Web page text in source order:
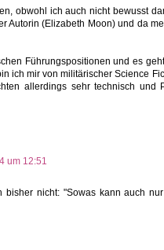
obwohl ich auch nicht bewusst
Autorin (Elizabeth Moon) und da
Führungspositionen und es
ich mir von militärischer Science
allerdings sehr technisch und
um 12:51
bisher nicht: "Sowas kann auch